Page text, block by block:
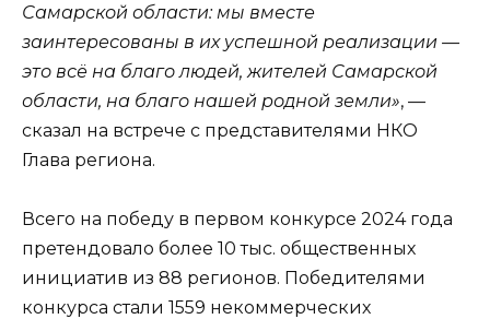
Самарской области: мы вместе
заинтересованы в их успешной реализации —
это всё на благо людей, жителей Самарской
области, на благо нашей родной земли», —
сказал на встрече с представителями НКО
Глава региона.
Всего на победу в первом конкурсе 2024 года
претендовало более 10 тыс. общественных
инициатив из 88 регионов. Победителями
конкурса стали 1559 некоммерческих